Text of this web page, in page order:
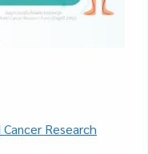
Research